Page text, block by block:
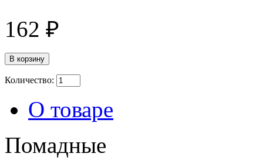
162 ₽
Количество:
О товаре
Помадные